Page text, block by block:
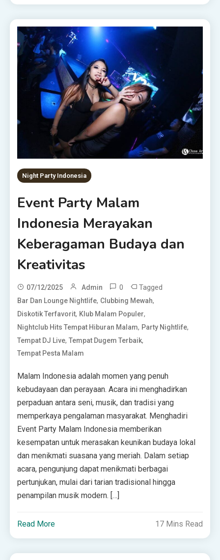
Night Party Indonesia
Event Party Malam
Indonesia Merayakan
Keberagaman Budaya dan
Kreativitas
07/12/2025 Admin 0 Tagged
Bar Dan Lounge Nightlife, Clubbing Mewah,
Diskotik Terfavorit, Klub Malam Populer,
Nightclub Hits Tempat Hiburan Malam, Party Nightlife,
Tempat DJ Live,Tempat Dugem Terbaik,
Tempat Pesta Malam
Malam Indonesia adalah momen yang penuh
kebudayaan dan perayaan. Acara ini menghadirkan
perpaduan antara seni, musik, dan tradisi yang
memperkaya pengalaman masyarakat. Menghadiri
Event Party Malam Indonesia memberikan
kesempatan untuk merasakan keunikan budaya lokal
dan menikmati suasana yang meriah. Dalam setiap
acara, pengunjung dapat menikmati berbagai
pertunjukan, mulai dari tarian tradisional hingga
penampilan musik modern. […]
Read More 17 Mins Read